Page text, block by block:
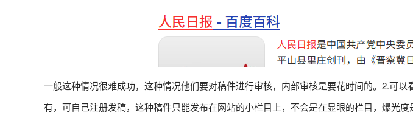
一般这种情况很难成功，这种情况他们要对稿件进行审核，内部审核是要花时间的。2.可
有，可自己注册发稿，这种稿件只能发布在网站的小栏目上，不会是在显眼的栏目，爆光